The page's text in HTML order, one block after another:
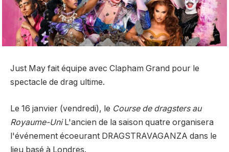
Just May fait équipe avec Clapham Grand pour le
spectacle de drag ultime.
Le 16 janvier (vendredi), le Course de dragsters au
Royaume-UniL'ancien de la saison quatre organisera
l'événement écoeurant DRAGSTRAVAGANZA dans le
lieu basé à Londres.